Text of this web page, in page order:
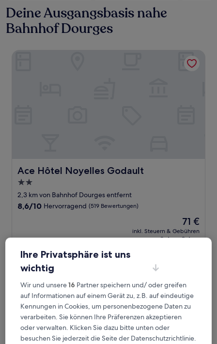
Deine Ausgangsbasis nahe
Bahnhof Dourges
Ace Hôtel Noyelles Godault
Ace Hôtel Noyelles Godault
2.0-
Sterne-
Unterkunft
2,3 km von Bahnhof Dourges entfernt
8.6
(519
8,6/10 Hervorragend (519 Bewertungen)
Der
Preis
beträgt
71 €
inkl. Steuern & Gebühren
8. Aug.–9. Aug.
Kyriad ECO Lille SUD - Noyelles-Godault
Ihre Privatsphäre ist uns
wichtig
Wir und unsere16 Partner speichern und/ oder greifen
auf Informationen auf einem Gerät zu, z.B. auf eindeutige
Kennungen in Cookies, um personenbezogene Daten zu
verarbeiten. Sie können Ihre Präferenzen akzeptieren
oder verwalten. Klicken Sie dazu bitte unten oder
besuchen Sie jederzeit die Seite der Datenschutzrichtlinie.